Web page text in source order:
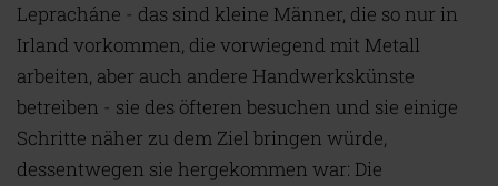
Lepracháne - das sind kleine Männer, die so nur in
Irland vorkommen, die vorwiegend mit Metall
arbeiten, aber auch andere Handwerkskünste
betreiben - sie des öfteren besuchen und sie einige
Schritte näher zu dem Ziel bringen würde,
dessentwegen sie hergekommen war: Die